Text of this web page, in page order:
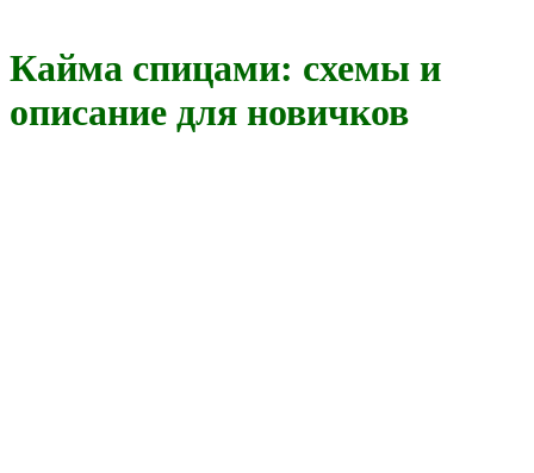
Кайма спицами: схемы и
описание для новичков